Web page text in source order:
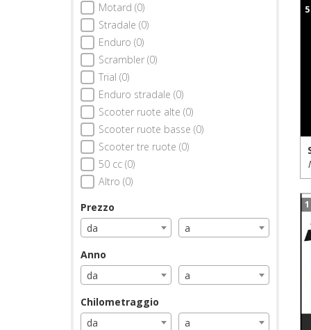
Motard (0)
Stradale (0)
Enduro (0)
Scrambler (0)
Trial (0)
Enduro stradale (0)
Scooter ruote alte (0)
Scooter ruote basse (0)
Scooter tre ruote (0)
50 cc (0)
Altro (0)
Prezzo
da
a
Anno
da
a
Chilometraggio
da
a